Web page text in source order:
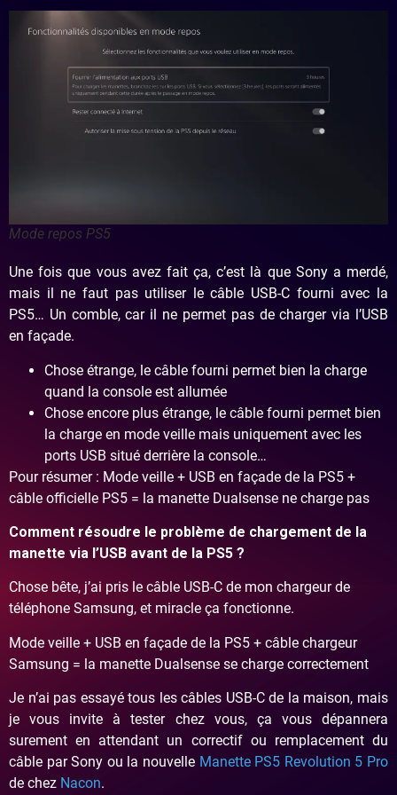
Mode repos PS5
Une fois que vous avez fait ça, c’est là que Sony a merdé,
mais il ne faut pas utiliser le câble USB-C fourni avec la
PS5… Un comble, car il ne permet pas de charger via l’USB
en façade.
Chose étrange, le câble fourni permet bien la charge
quand la console est allumée
Chose encore plus étrange, le câble fourni permet bien
la charge en mode veille mais uniquement avec les
ports USB situé derrière la console…
Pour résumer : Mode veille + USB en façade de la PS5 +
câble officielle PS5 = la manette Dualsense ne charge pas
Comment résoudre le problème de chargement de la
manette via l’USB avant de la PS5 ?
Chose bête, j’ai pris le câble USB-C de mon chargeur de
téléphone Samsung, et miracle ça fonctionne.
Mode veille + USB en façade de la PS5 + câble chargeur
Samsung = la manette Dualsense se charge correctement
Je n’ai pas essayé tous les câbles USB-C de la maison, mais
je vous invite à tester chez vous, ça vous dépannera
surement en attendant un correctif ou remplacement du
câble par Sony ou la nouvelle Manette PS5 Revolution 5 Pro
de chez Nacon.